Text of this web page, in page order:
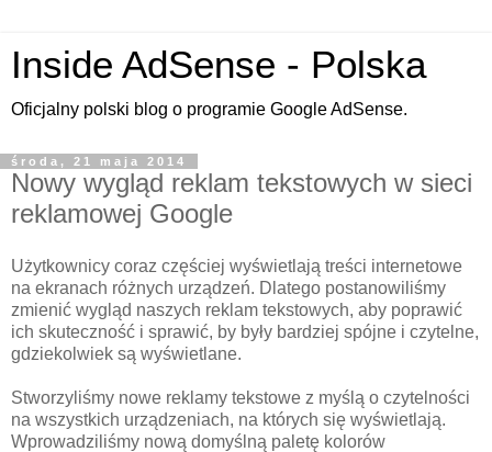
Inside AdSense - Polska
Oficjalny polski blog o programie Google AdSense.
środa, 21 maja 2014
Nowy wygląd reklam tekstowych w sieci
reklamowej Google
Użytkownicy coraz częściej wyświetlają treści internetowe
na ekranach różnych urządzeń. Dlatego postanowiliśmy
zmienić wygląd naszych reklam tekstowych, aby poprawić
ich skuteczność i sprawić, by były bardziej spójne i czytelne,
gdziekolwiek są wyświetlane.
Stworzyliśmy nowe reklamy tekstowe z myślą o czytelności
na wszystkich urządzeniach, na których się wyświetlają.
Wprowadziliśmy nową domyślną paletę kolorów